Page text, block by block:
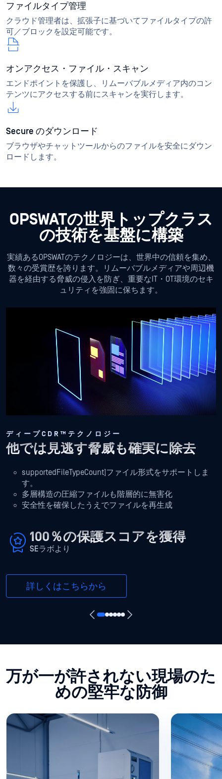
ファイルタイプ管理
クラウド管理者は、拡張子に基づいてファイルタイプの許
可／ブロックを設定可能です。
オンアクセス・ファイル・スキャン
エンドポイントを保護し、リムーバブルメディア内のコン
テンツにアクセスする前にスキャンを実行します。
Secure のダウンロード
ブラウザやチャットツールからのファイルを安全にダウン
ロードします。
OPSWATの世界トップクラス
の技術を基盤に構築
実績あるOPSWATのテクノロジーは、世界中の信頼を集め、
数々の受賞歴を誇ります。リムーバブルメディアや周辺機
器を経由する脅威の侵入を防ぎ、重要なIT・OT環境のセキ
ュリティを強固に保ちます。
ディープCDR™テクノロジー
他では見逃す脅威も確実に除去
supportedFileTypeCount]ファイル形式をサポートしま
す。
多層構造の圧縮ファイルも階層的に無害化
安全性を確保したうえでファイルを再生成
100％の保護スコアを獲得
SEラボより
詳しくはこちらから
万が一が許されない現場のた
めの堅牢な防御